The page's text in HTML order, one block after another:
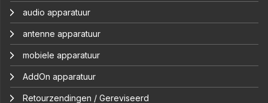
audio apparatuur
antenne apparatuur
mobiele apparatuur
AddOn apparatuur
Retourzendingen / Gereviseerd